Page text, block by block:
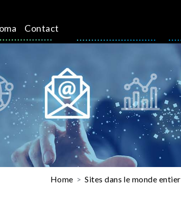
Contact
Home Sites dans le monde entier